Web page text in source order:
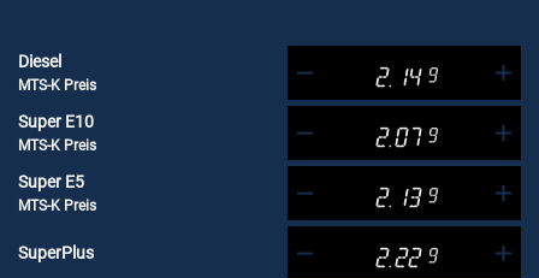
Diesel
MTS-K Preis 2.14 9
Super E10
MTS-K Preis 2.07 9
Super E5
MTS-K Preis 2.13 9
SuperPlus 2.22 9